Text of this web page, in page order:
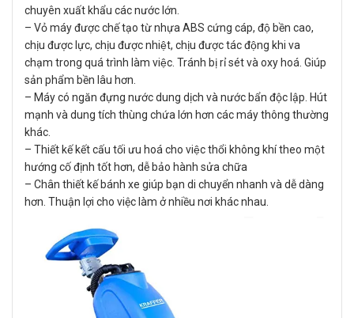
chuyên xuất khẩu các nước lớn.
– Vỏ máy được chế tạo từ nhựa ABS cứng cáp, độ bền cao,
chịu được lực, chịu được nhiệt, chịu được tác động khi va
chạm trong quá trình làm việc. Tránh bị rỉ sét và oxy hoá. Giúp
sản phẩm bền lâu hơn.
– Máy có ngăn đựng nước dung dịch và nước bẩn độc lập. Hút
mạnh và dung tích thùng chứa lớn hơn các máy thông thường
khác.
– Thiết kế kết cấu tối ưu hoá cho việc thổi không khí theo một
hướng cố định tốt hơn, dễ bảo hành sửa chữa
– Chân thiết kế bánh xe giúp bạn di chuyển nhanh và dễ dàng
hơn. Thuận lợi cho việc làm ở nhiều nơi khác nhau.